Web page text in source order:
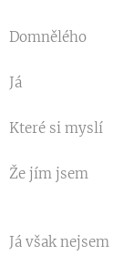
Domnělého
Já
Které si myslí
Že jím jsem
Já však nejsem